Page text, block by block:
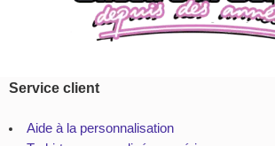
Service client
Aide à la personnalisation